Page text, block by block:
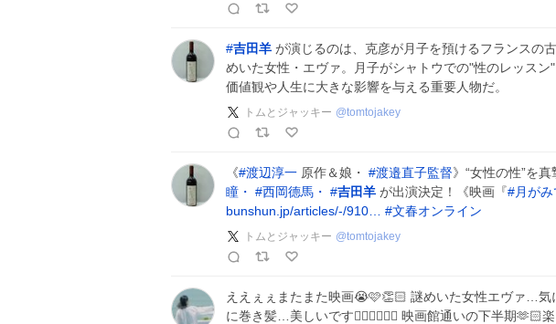
#吉田羊 が演じるのは、克彦が月子を預けるフランスの
めいた女性・エヴァ。月子がシャトウでの"性のレッス
価値観や人生に大きな影響を与える重要人物だ。
トムとジャッキー @tomtojakey
《#渡辺淳一 原作＆娘・ #渡邉直子監督》“女性の性”を
瞳・ #西岡德馬・ #吉田羊 が出演決定！《映画『#月が
bunshun.jp/articles/-/910…
#文春オンライン
トムとジャッキー @tomtojakey
ええぇぇまたまた映画😭🩷👏🏻 謎めいた女性エヴァ…
に巻き髪…美しいです🤦‍♀️🤦‍♀️🤦‍♀️ 映画館通いの下半期🫶🏻